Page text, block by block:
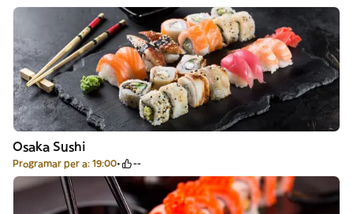
Osaka Sushi
Programar per a: 19:00 --